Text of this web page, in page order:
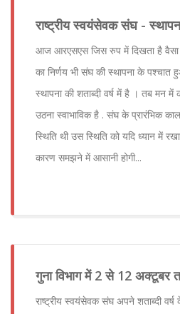
राष्ट्रीय स्वयंसेवक संघ -
आज आरएसएस जिस रुप में दिखता है
का निर्णय भी संघ की स्थापना के
स्थापना की शताब्दी वर्ष में है । तब मन
उठना स्वाभाविक है . संघ के प्रारंभिक
स्थिति थी उस स्थिति को यदि ध्यान में
कारण समझने में आसानी होगी...
गुना विभाग में 2 से 12
राष्ट्रीय स्वयंसेवक संघ अपने शताब्दी वर्ष